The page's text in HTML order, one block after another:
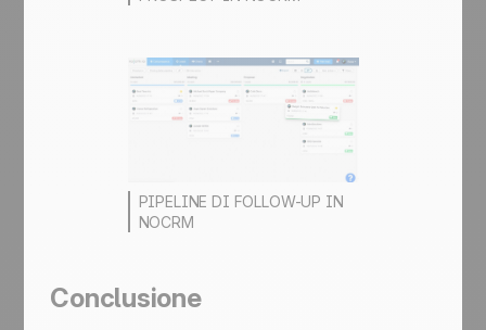
PIPELINE DI FOLLOW-UP IN
NOCRM
Conclusione